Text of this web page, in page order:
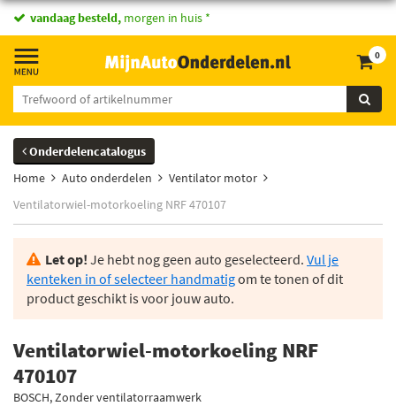
vandaag besteld, morgen in huis *
0
Onderdelencatalogus
Home
Auto onderdelen
Ventilator motor
Ventilatorwiel-motorkoeling NRF 470107
Let op! Je hebt nog geen auto geselecteerd. Vul je
kenteken in of selecteer handmatigom te tonen of dit
product geschikt is voor jouw auto.
Ventilatorwiel-motorkoeling NRF
470107
BOSCH, Zonder ventilatorraamwerk